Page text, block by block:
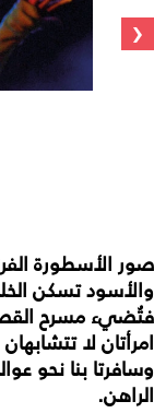
‹
صور الأسطورة
والأسود تسكن
فتُضيء مسرح
امرأتان لا
وسافرتا بنا نحو
الراهن.